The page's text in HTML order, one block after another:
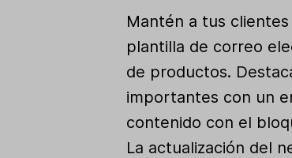
Mantén a tus
plantilla de correo
de productos.
importantes con un
contenido con el
La actualización del